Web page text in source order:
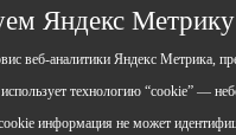
Яндекс Метрику
веб-аналитики Яндекс
технологию “cookie” —
информация не может